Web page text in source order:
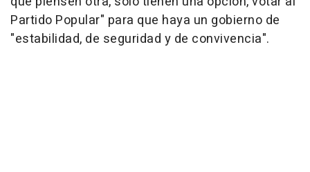
Partido Popular" para que haya un gobierno de
"estabilidad, de seguridad y de convivencia".